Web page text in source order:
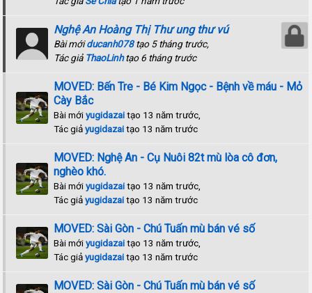
Nghệ An Hoàng Thị Thư ung thư vú
Bài mớiducanh078tạo 5 tháng trước,
Tác giả ThaoLinhtạo 6 tháng trước
MOVED: Bến Tre - Bé Kim Ngọc - Bệnh về máu - Mỏ
Cày Bắc
Bài mớiyugidazaitạo 13 năm trước,
Tác giảyugidazaitạo 13 năm trước
MOVED: Nghệ An - Cụ Nuôi 82t mù lòa cô đơn,
nghèo khó.
Bài mớiyugidazaitạo 13 năm trước,
Tác giảyugidazaitạo 13 năm trước
MOVED: Sài Gòn - Chú Tuấn mù bán vé số
Bài mớiyugidazaitạo 13 năm trước,
Tác giảyugidazaitạo 13 năm trước
MOVED: Sài Gòn - Chú Tuấn mù bán vé số